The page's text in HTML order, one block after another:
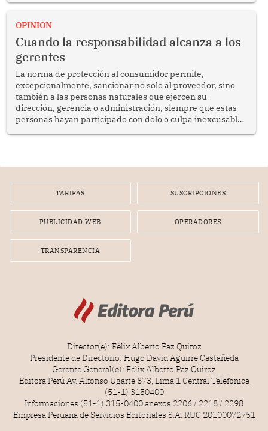
enfrenta desafíos en materia de desarrollo, cohesión
OPINION
Cuando la responsabilidad alcanza a los
gerentes
La norma de protección al consumidor permite,
excepcionalmente, sancionar no solo al proveedor, sino
también a las personas naturales que ejercen su
dirección, gerencia o administración, siempre que estas
personas hayan participado con dolo o culpa inexcusable
por la frustrada realización de un meet and greet con
TARIFAS SUSCRIPCIONES
PUBLICIDAD WEB OPERADORES
TRANSPARENCIA
Director(e): Félix Alberto Paz Quiroz
Presidente de Directorio: Hugo David Aguirre Castañeda
Gerente General(e): Félix Alberto Paz Quiroz
Editora Perú Av. Alfonso Ugarte 873, Lima 1 Central Telefónica
(51-1) 3150400
Informaciones (51-1) 315-0400 anexos 2206 / 2218 / 2298
Empresa Peruana de Servicios Editoriales S.A. RUC 20100072751